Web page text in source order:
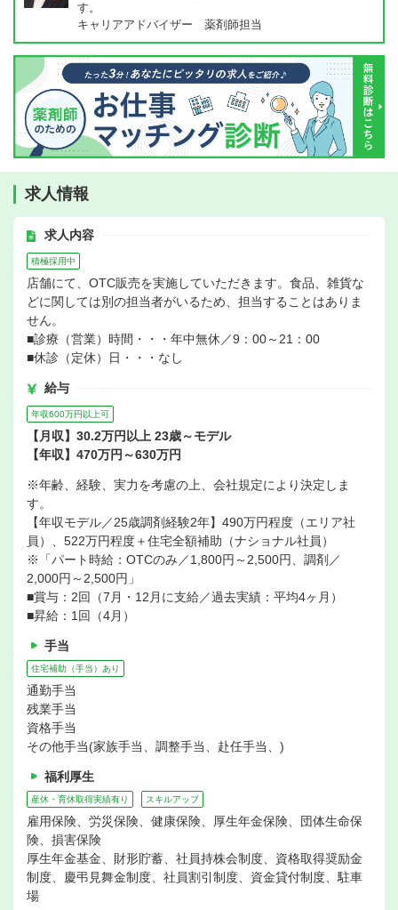
す。
キャリアアドバイザー 薬剤師担当
求人情報
求人内容
積極採用中
店舗にて、OTC販売を実施していただきます。食品、雑貨な
どに関しては別の担当者がいるため、担当することはありま
せん。
■診療（営業）時間・・・年中無休／9：00～21：00
■休診（定休）日・・・なし
給与
年収600万円以上可
【月収】30.2万円以上 23歳～モデル
【年収】470万円～630万円
※年齢、経験、実力を考慮の上、会社規定により決定しま
す。
【年収モデル／25歳調剤経験2年】490万円程度（エリア社
員）、522万円程度＋住宅全額補助（ナショナル社員）
※「パート時給：OTCのみ／1,800円～2,500円、調剤／
2,000円～2,500円」
■賞与：2回（7月・12月に支給／過去実績：平均4ヶ月）
■昇給：1回（4月）
手当
住宅補助（手当）あり
通勤手当
残業手当
資格手当
その他手当(家族手当、調整手当、赴任手当、)
福利厚生
産休・育休取得実績有り スキルアップ
雇用保険、労災保険、健康保険、厚生年金保険、団体生命保
険、損害保険
厚生年金基金、財形貯蓄、社員持株会制度、資格取得奨励金
制度、慶弔見舞金制度、社員割引制度、資金貸付制度、駐車
場